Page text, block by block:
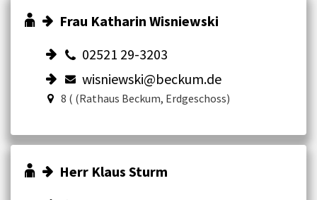
Frau Katharin Wisniewski
02521 29-3203
wisniewski@beckum.de
8 ( (Rathaus Beckum, Erdgeschoss)
Herr Klaus Sturm